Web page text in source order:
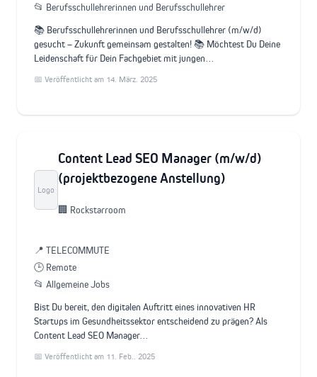
📂 Berufsschullehrerinnen und Berufsschullehrer
📚 Berufsschullehrerinnen und Berufsschullehrer (m/w/d)
gesucht – Zukunft gemeinsam gestalten! 📚 Möchtest Du Deine
Leidenschaft für Dein Fachgebiet mit jungen…
📅 Veröffentlicht am 14. März. 2025
Logo
Content Lead SEO Manager (m/w/d)
(projektbezogene Anstellung)
🏢 Rockstarroom
📍 TELECOMMUTE
🕒 Remote
📂 Allgemeine Jobs
Bist Du bereit, den digitalen Auftritt eines innovativen HR
Startups im Gesundheitssektor entscheidend zu prägen? Als
Content Lead SEO Manager…
📅 Veröffentlicht am 11. Feb.. 2025